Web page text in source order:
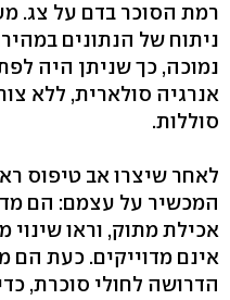
רמת הסוכר בדם על צג.
ניתוח של הנתונים
נמוכה, כך שניתן היה
אנרגיה סולארית, ללא
סוללות.
לאחר שיצרו אב טיפוס
המכשיר על עצמם: הם
אכילת מתוק, וראו שינוי
אינם מדוייקים. כעת הם
הדרושה לחולי סוכרת,